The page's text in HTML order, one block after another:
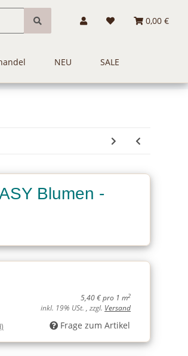
0,00 €
NEU SALE
Blumen -
5,40 € pro 1 m2
inkl. 19% USt. , zzgl. Versand
Frage zum Artikel